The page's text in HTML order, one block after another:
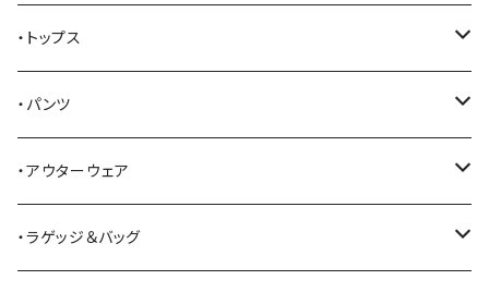
AKER
Alden
ALFONSO'S OF HOLLYWOOD LEATHER
All American Khakis
・トップス
Tシャツ
シャツ
ベスト
・パンツ
ジーンズ
ワークパンツ
・アウターウェア
コート
・ラゲッジ＆バッグ